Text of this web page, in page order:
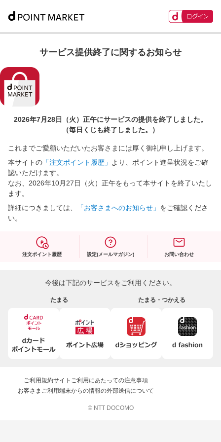
サービス提供終了に関するお知らせ
2026年7月28日（火）正午にサービスの提供を終了しました。
（毎日くじも終了しました。）
これまでご愛顧いただいたお客さまには厚く御礼申し上げます。
本サイトの 「注文ポイント履歴」
より、ポイント進呈状況をご確
認いただけます。
なお、2026年10月27日（火）正午をもって本サイトを終了いたし
ます。
詳細につきましては、
「お客さまへのお知らせ」 をご確認くださ
い。
注文ポイント履歴 設定(メールマガジン) お問い合わせ
今後は下記のサービスをご利用ください。
たまる たまる・つかえる
ご利用規約サイトご利用にあたっての注意事項
お客さまご利用端末からの情報の外部送信について
© NTT DOCOMO